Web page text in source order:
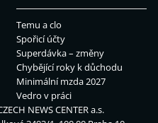
Temu a clo
Spořicí účty
Superdávka – změny
Chybějící roky k důchodu
Minimální mzda 2027
Vedro v práci
NEWS CENTER a.s.